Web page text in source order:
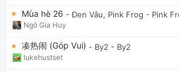
Mùa hè 26 - Đen Vâu, Pink Frog - Pink
Ngô Gia Huy
凑热闹 (Góp Vui) - By2 - By2
lukehustset